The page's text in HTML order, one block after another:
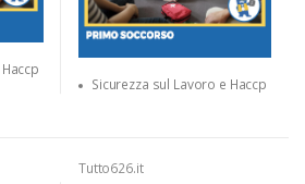
Sicurezza sul Lavoro e Haccp
Tutto626.it